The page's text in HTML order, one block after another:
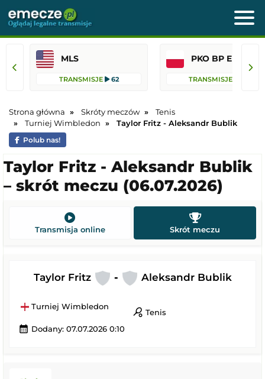
MLS
TRANSMISJE 62 TRANSMISJE
Strona główna Skróty meczów
Tenis
Turniej Wimbledon
Taylor Fritz - Aleksandr Bublik
Polub nas!
Taylor Fritz - Aleksandr Bublik
– skrót meczu (06.07.2026)
Transmisja online Skrót meczu
Taylor Fritz - Aleksandr Bublik
Turniej Wimbledon
sports_tennis Tenis
calendar_month Dodany: 07.07.2026 0:10